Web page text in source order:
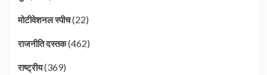
मोटीवेशनल स्पीच(22)
राजनीति दस्तक(462)
राष्ट्रीय(369)